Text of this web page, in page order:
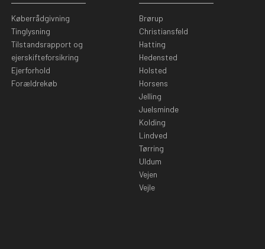
Køberrådgivning
Tinglysning
Tilstandsrapport og
ejerskifteforsikring
Ejerforhold
Forældrekøb
Brørup
Christiansfeld
Hatting
Hedensted
Holsted
Horsens
Jelling
Juelsminde
Kolding
Lindved
Tørring
Uldum
Vejen
Vejle